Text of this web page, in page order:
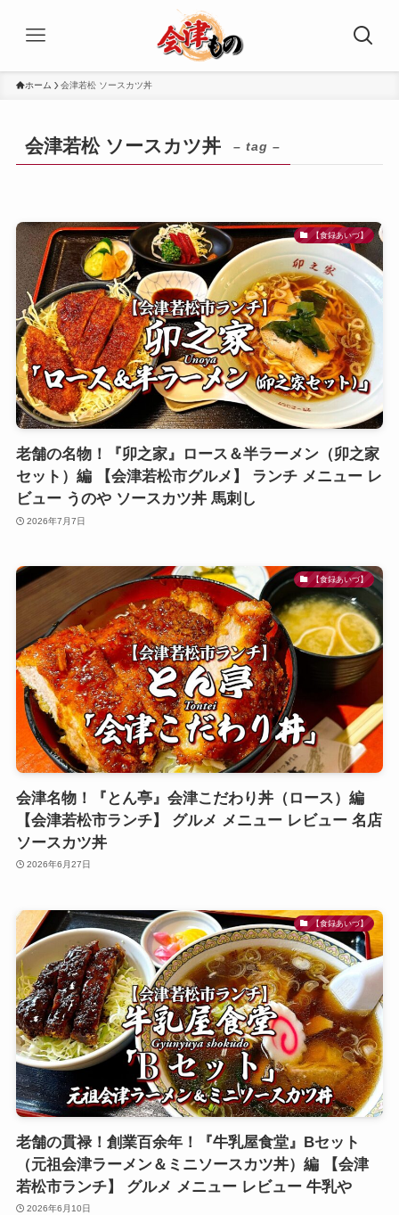
ホーム 会津若松 ソースカツ丼
会津若松 ソースカツ丼 – tag –
【食録あいづ】
老舗の名物！『卯之家』ロース＆半ラーメン（卯之家
セット）編 【会津若松市グルメ】 ランチ メニュー レ
ビュー うのや ソースカツ丼 馬刺し
2026年7月7日
【食録あいづ】
会津名物！『とん亭』会津こだわり丼（ロース）編
【会津若松市ランチ】 グルメ メニュー レビュー 名店
ソースカツ丼
2026年6月27日
【食録あいづ】
老舗の貫禄！創業百余年！『牛乳屋食堂』Bセット
（元祖会津ラーメン＆ミニソースカツ丼）編 【会津
若松市ランチ】 グルメ メニュー レビュー 牛乳や
2026年6月10日